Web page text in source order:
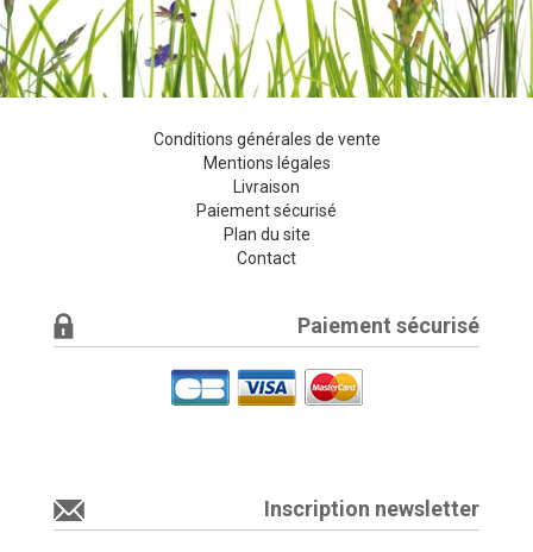
Conditions générales de vente
Mentions légales
Livraison
Paiement sécurisé
Plan du site
Contact
Paiement sécurisé
Inscription newsletter